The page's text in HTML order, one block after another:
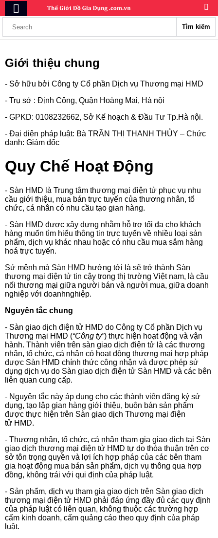
Tìm kiếm
Giới thiệu chung
- Sở hữu bởi Công ty Cổ phần Dịch vụ Thương mại HMD
- Trụ sở : Định Công, Quận Hoàng Mai, Hà nội
- GPKD: 0108232662, Sở Kế hoạch & Đầu Tư Tp.Hà nội.
- Đại diện pháp luật: Bà TRẦN THỊ THANH THỦY – Chức
danh: Giám đốc
Quy Chế Hoạt Động
- Sàn HMD là Trung tâm thương mại điện tử phục vụ nhu
cầu giới thiệu, mua bán trực tuyến của thương nhân, tổ
chức, cá nhân có nhu cầu tạo gian hàng.
- Sàn HMD được xây dựng nhằm hỗ trợ tối đa cho khách
hàng muốn tìm hiểu thông tin trực tuyến về nhiều loại sản
phẩm, dịch vụ khác nhau hoặc có nhu cầu mua sắm hàng
hoá trực tuyến.
Sứ mệnh mà Sàn HMD hướng tới là sẽ trở thành Sàn
thương mại điện tử tin cậy trong thị trường Việt nam, là cầu
nối thương mại giữa người bán và người mua, giữa doanh
nghiệp với doanhnghiệp.
Nguyên tắc chung
- Sàn giao dịch điện tử HMD do Công ty Cổ phần Dịch vụ
Thương mại HMD (“Công ty”) thực hiện hoạt động và vận
hành. Thành viên trên sàn giao dịch điện tử là các thương
nhân, tổ chức, cá nhân có hoạt động thương mại hợp pháp
được Sàn HMD chính thức công nhận và được phép sử
dụng dịch vụ do Sàn giao dịch điện tử Sàn HMD và các bên
liên quan cung cấp.
- Nguyên tắc này áp dụng cho các thành viên đăng ký sử
dụng, tạo lập gian hàng giới thiệu, buôn bán sản phẩm
được thực hiện trên Sàn giao dịch Thương mại điện
tử HMD.
- Thương nhân, tổ chức, cá nhân tham gia giao dịch tại Sàn
giao dịch thương mại điện tử HMD tự do thỏa thuận trên cơ
sở tôn trọng quyền và lợi ích hợp pháp của các bên tham
gia hoạt động mua bán sản phẩm, dịch vụ thông qua hợp
đồng, không trái với qui định của pháp luật.
- Sản phẩm, dịch vụ tham gia giao dịch trên Sàn giao dịch
thương mại điện tử HMD phải đáp ứng đầy đủ các quy định
của pháp luật có liên quan, không thuộc các trường hợp
cấm kinh doanh, cấm quảng cáo theo quy định của pháp
luật.